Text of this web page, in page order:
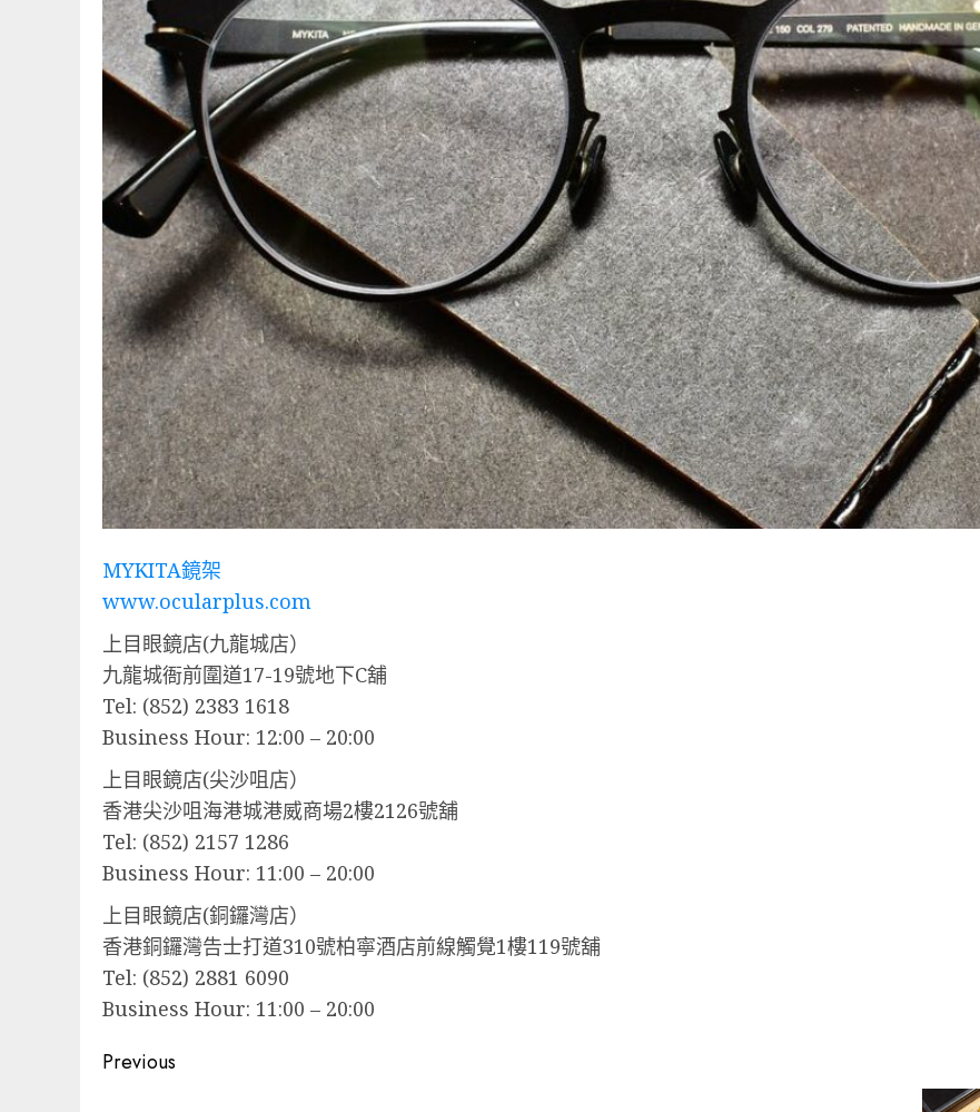
MYKITA鏡架
www.ocularplus.com
上目眼鏡店(九龍城店）
九龍城衙前圍道17-19號地下C舖
Tel: (852) 2383 1618
Business Hour: 12:00 – 20:00
上目眼鏡店(尖沙咀店）
香港尖沙咀海港城港威商場2樓2126號舖
Tel: (852) 2157 1286
Business Hour: 11:00 – 20:00
上目眼鏡店(銅鑼灣店）
香港銅鑼灣告士打道310號柏寧酒店前線觸覺1樓119號舖
Tel: (852) 2881 6090
Business Hour: 11:00 – 20:00
Post
Previous